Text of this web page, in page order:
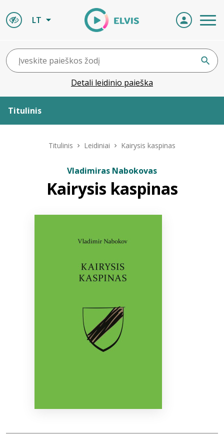
LT
Detali leidinio paieška
Titulinis
ELVIS atvyksta
Titulinis Leidiniai Kairysis kaspinas
Vladimiras Nabokovas
Kairysis kaspinas